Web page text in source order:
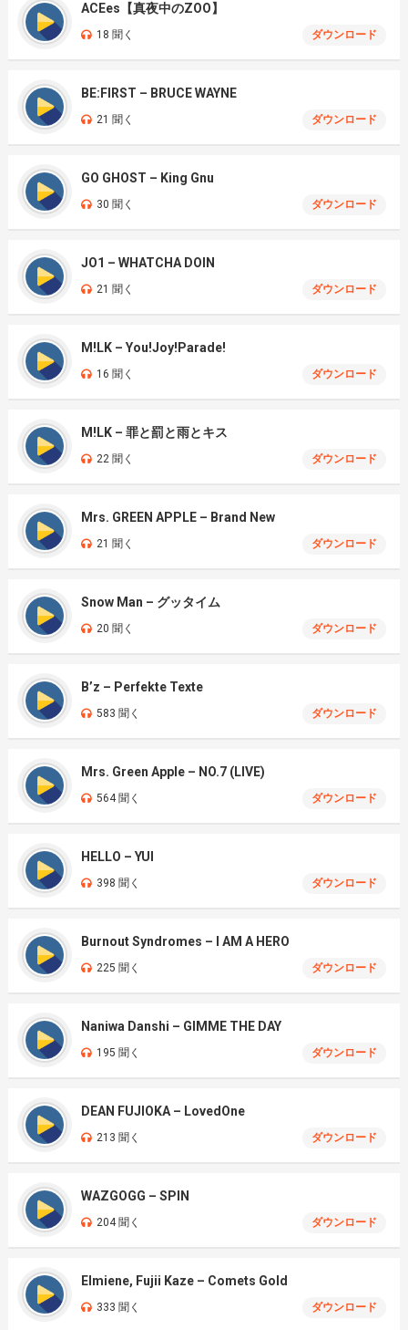
ACEes【真夜中のZOO】
18 聞く ダウンロード
BE:FIRST – BRUCE WAYNE
21 聞く ダウンロード
GO GHOST – King Gnu
30 聞く ダウンロード
JO1 – WHATCHA DOIN
21 聞く ダウンロード
M!LK – You!Joy!Parade!
16 聞く ダウンロード
M!LK – 罪と罰と雨とキス
22 聞く ダウンロード
Mrs. GREEN APPLE – Brand New
21 聞く ダウンロード
Snow Man – グッタイム
20 聞く ダウンロード
B’z – Perfekte Texte
583 聞く ダウンロード
Mrs. Green Apple – NO.7 (LIVE)
564 聞く ダウンロード
HELLO – YUI
398 聞く ダウンロード
Burnout Syndromes – I AM A HERO
225 聞く ダウンロード
Naniwa Danshi – GIMME THE DAY
195 聞く ダウンロード
DEAN FUJIOKA – LovedOne
213 聞く ダウンロード
WAZGOGG – SPIN
204 聞く ダウンロード
Elmiene, Fujii Kaze – Comets Gold
333 聞く ダウンロード